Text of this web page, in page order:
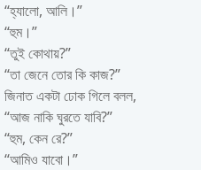
“হ্যালো, আলি।”
“হুম।”
“তুই কোথায়?”
“তা জেনে তোর কি কাজ?”
জিনাত একটা ঢোক গিলে বলল,
“আজ নাকি ঘুরতে যাবি?”
“হুম, কেন রে?”
“আমিও যাবো।”